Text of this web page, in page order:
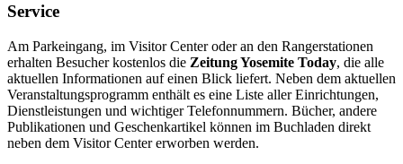
Service
Am Parkeingang, im Visitor Center oder an den Rangerstationen
erhalten Besucher kostenlos die Zeitung Yosemite Today, die alle
aktuellen Informationen auf einen Blick liefert. Neben dem aktuellen
Veranstaltungsprogramm enthält es eine Liste aller Einrichtungen,
Dienstleistungen und wichtiger Telefonnummern. Bücher, andere
Publikationen und Geschenkartikel können im Buchladen direkt
neben dem Visitor Center erworben werden.